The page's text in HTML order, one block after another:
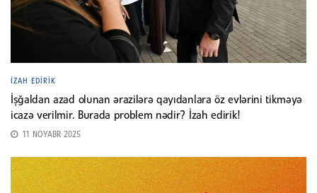
İZAH EDIRIK
İşğaldan azad olunan ərazilərə qayıdanlara öz evlərini tikməyə
icazə verilmir. Burada problem nədir? İzah edirik!
11 NOYABR 2025